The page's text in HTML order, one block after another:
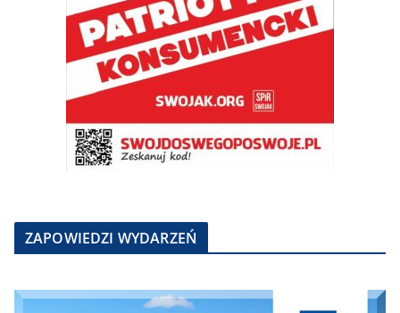
ZAPOWIEDZI WYDARZEŃ